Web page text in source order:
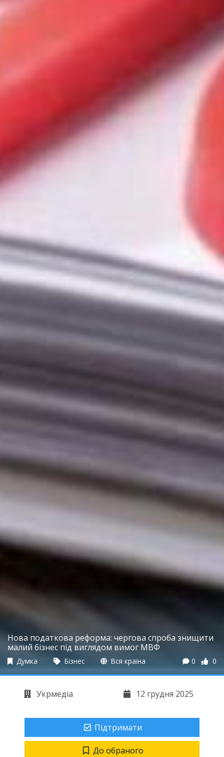
Нова податкова реформа: чергова спроба знищити
малий бізнес під виглядом вимог МВФ
Думка Бізнес Вся країна 0 0
Укрмедіа 12 грудня 2025
Підтримати
До обраного